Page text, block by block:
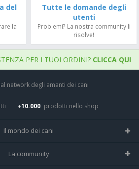
del
la
Tutte le domande degli
utenti
Problemi? La nostra community li
risolve!
PER I TUOI ORDINI? CLICCA QUI
network degli amanti dei cani
+10.000 prodotti nello shop
Il mondo dei cani
Tutte le razze
La community